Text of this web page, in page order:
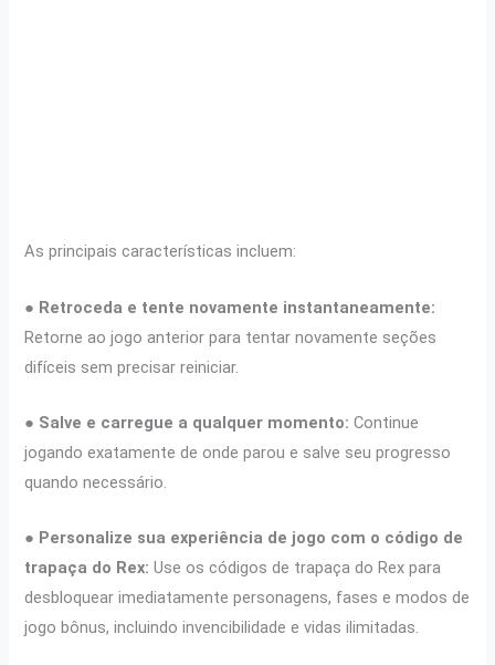
As principais características incluem:
● Retroceda e tente novamente instantaneamente:
Retorne ao jogo anterior para tentar novamente seções
difíceis sem precisar reiniciar.
● Salve e carregue a qualquer momento:Continue
jogando exatamente de onde parou e salve seu progresso
quando necessário.
● Personalize sua experiência de jogo com o código de
trapaça do Rex:Use os códigos de trapaça do Rex para
desbloquear imediatamente personagens, fases e modos de
jogo bônus, incluindo invencibilidade e vidas ilimitadas.